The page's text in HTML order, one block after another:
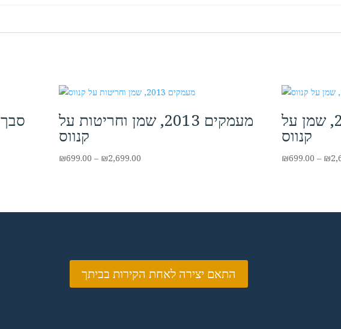
סבך 2013, שמן וחריטות על בד מעמקים 2013, שמן וחריטות על
קנווס
₪699.00 – ₪2,699.00Price
₪2,699.00
זעקה לדרור, 2014, שמן על
קנווס
₪699.00 – ₪
התאם יצירה לאחת הקירות בביתך